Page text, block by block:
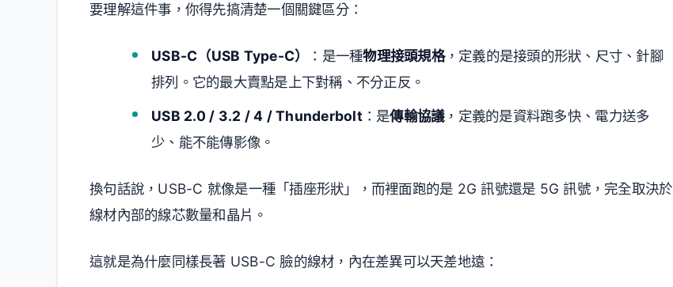
要理解這件事，你得先搞清楚一個關鍵區分：
USB-C（USB Type-C） ：是一種物理接頭規格，定義的是接頭的形狀、尺寸、針腳
排列。它的最大賣點是上下對稱、不分正反。
USB 2.0 / 3.2 / 4 / Thunderbolt：是傳輸協議，定義的是資料跑多快、電力送多
少、能不能傳影像。
換句話說，USB-C 就像是一種「插座形狀」，而裡面跑的是 2G 訊號還是 5G 訊號，完全取決於
線材內部的線芯數量和晶片。
這就是為什麼同樣長著 USB-C 臉的線材，內在差異可以天差地遠：